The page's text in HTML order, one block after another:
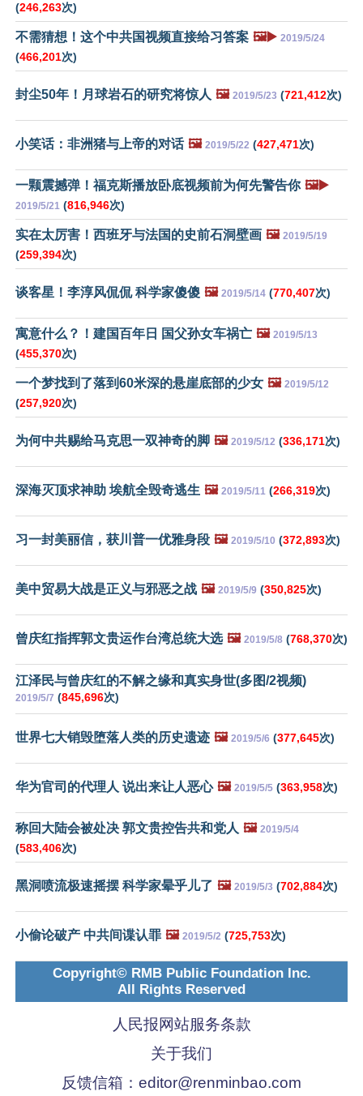
(246,263次)
不需猜想！这个中共国视频直接给习答案 🖼️▶️ 2019/5/24
(466,201次)
封尘50年！月球岩石的研究将惊人 🖼️ 2019/5/23 (721,412次)
小笑话：非洲猪与上帝的对话 🖼️ 2019/5/22 (427,471次)
一颗震撼弹！福克斯播放卧底视频前为何先警告你 🖼️▶️
2019/5/21 (816,946次)
实在太厉害！西班牙与法国的史前石洞壁画 🖼️ 2019/5/19
(259,394次)
谈客星！李淳风侃侃 科学家傻傻 🖼️ 2019/5/14 (770,407次)
寓意什么？！建国百年日 国父孙女车祸亡 🖼️ 2019/5/13
(455,370次)
一个梦找到了落到60米深的悬崖底部的少女 🖼️ 2019/5/12
(257,920次)
为何中共赐给马克思一双神奇的脚 🖼️ 2019/5/12 (336,171次)
深海灭顶求神助 埃航全毁奇逃生 🖼️ 2019/5/11 (266,319次)
习一封美丽信，获川普一优雅身段 🖼️ 2019/5/10 (372,893次)
美中贸易大战是正义与邪恶之战 🖼️ 2019/5/9 (350,825次)
曾庆红指挥郭文贵运作台湾总统大选 🖼️ 2019/5/8 (768,370次)
江泽民与曾庆红的不解之缘和真实身世(多图/2视频)
2019/5/7 (845,696次)
世界七大销毁堕落人类的历史遗迹 🖼️ 2019/5/6 (377,645次)
华为官司的代理人 说出来让人恶心 🖼️ 2019/5/5 (363,958次)
称回大陆会被处决 郭文贵控告共和党人 🖼️ 2019/5/4
(583,406次)
黑洞喷流极速摇摆 科学家晕乎儿了 🖼️ 2019/5/3 (702,884次)
小偷论破产 中共间谍认罪 🖼️ 2019/5/2 (725,753次)
Copyright© RMB Public Foundation Inc.
All Rights Reserved
人民报网站服务条款
关于我们
反馈信箱： editor@renminbao.com